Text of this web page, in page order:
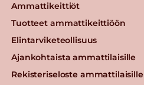
Ammattikeittiöt
Tuotteet ammattikeittiöön
Elintarviketeollisuus
Ajankohtaista ammattilaisille
Rekisteriseloste ammattilaisille